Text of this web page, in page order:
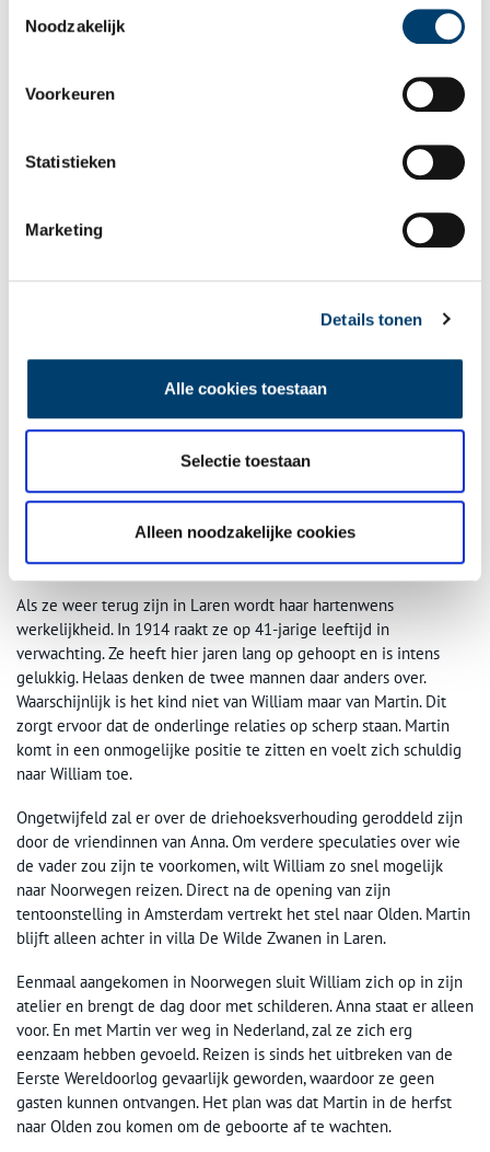
Noodzakelijk
Voorkeuren
Statistieken
Marketing
Details tonen
Alle cookies toestaan
Selectie toestaan
Alleen noodzakelijke cookies
Portret van Martin Borgord (1869 – 1935), vóór 1912, geschilderd door Richard
Langverwachte zwangerschap
Als ze weer terug zijn in Laren wordt haar hartenwens
werkelijkheid. In 1914 raakt ze op 41-jarige leeftijd in
verwachting. Ze heeft hier jaren lang op gehoopt en is intens
gelukkig. Helaas denken de twee mannen daar anders over.
Waarschijnlijk is het kind niet van William maar van Martin. Dit
zorgt ervoor dat de onderlinge relaties op scherp staan. Martin
komt in een onmogelijke positie te zitten en voelt zich schuldig
naar William toe.
Ongetwijfeld zal er over de driehoeksverhouding geroddeld zijn
door de vriendinnen van Anna. Om verdere speculaties over wie
de vader zou zijn te voorkomen, wilt William zo snel mogelijk
naar Noorwegen reizen. Direct na de opening van zijn
tentoonstelling in Amsterdam vertrekt het stel naar Olden. Martin
blijft alleen achter in villa De Wilde Zwanen in Laren.
Eenmaal aangekomen in Noorwegen sluit William zich op in zijn
atelier en brengt de dag door met schilderen. Anna staat er alleen
voor. En met Martin ver weg in Nederland, zal ze zich erg
eenzaam hebben gevoeld. Reizen is sinds het uitbreken van de
Eerste Wereldoorlog gevaarlijk geworden, waardoor ze geen
gasten kunnen ontvangen. Het plan was dat Martin in de herfst
naar Olden zou komen om de geboorte af te wachten.